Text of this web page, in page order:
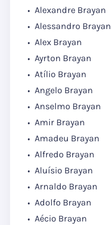
Alexandre Brayan
Alessandro Brayan
Alex Brayan
Ayrton Brayan
Atílio Brayan
Angelo Brayan
Anselmo Brayan
Amir Brayan
Amadeu Brayan
Alfredo Brayan
Aluísio Brayan
Arnaldo Brayan
Adolfo Brayan
Aécio Brayan